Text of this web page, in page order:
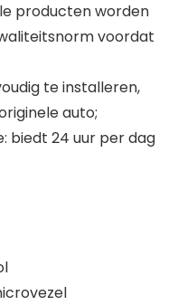
producten worden
voordat
te installeren,
auto;
biedt 24 uur per dag